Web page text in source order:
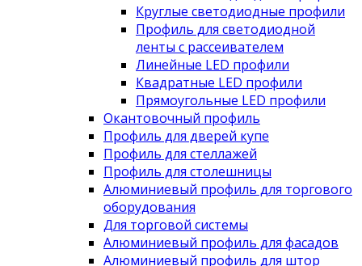
Круглые светодиодные профили
Профиль для светодиодной
ленты с рассеивателем
Линейные LED профили
Квадратные LED профили
Прямоугольные LED профили
Окантовочный профиль
Профиль для дверей купе
Профиль для стеллажей
Профиль для столешницы
Алюминиевый профиль для торгового
оборудования
Для торговой системы
Алюминиевый профиль для фасадов
Алюминиевый профиль для штор